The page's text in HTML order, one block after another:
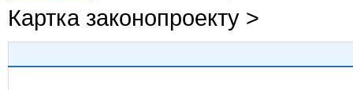
Картка законопроекту >